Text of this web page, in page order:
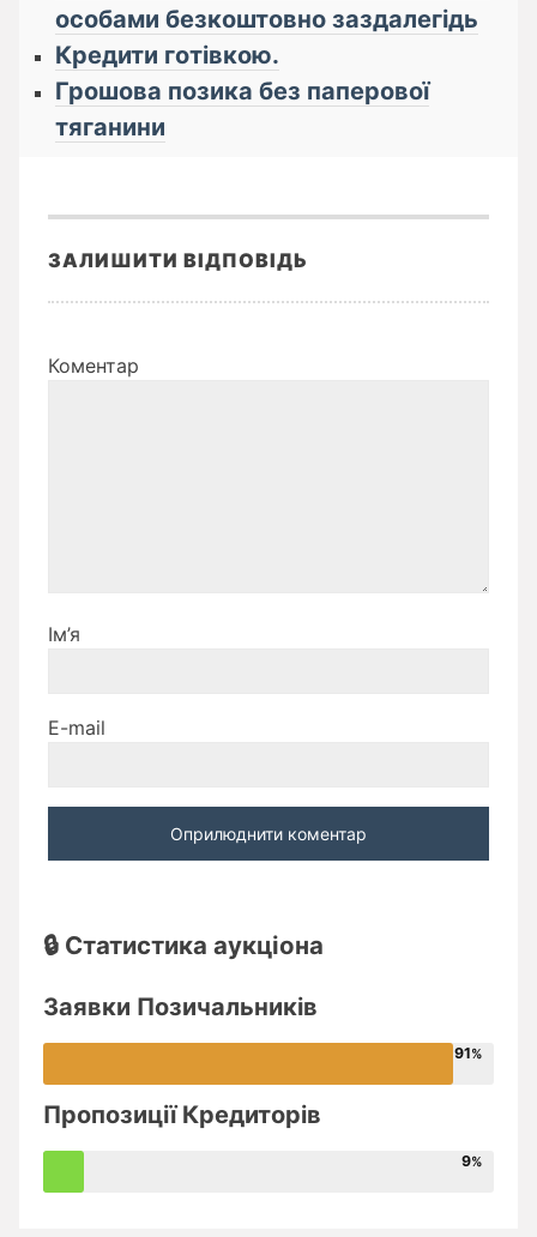
особами безкоштовно заздалегідь
Кредити готівкою.
Грошова позика без паперової
тяганини
ЗАЛИШИТИ ВІДПОВІДЬ
Коментар
Ім’я
E-mail
🔒 Статистика аукціона
Заявки Позичальників
91
Пропозиції Кредиторів
9